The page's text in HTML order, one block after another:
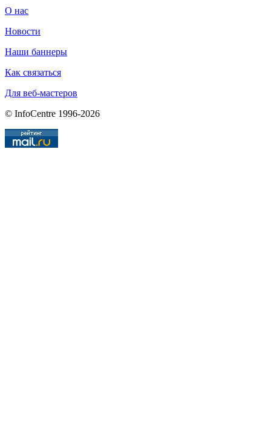
О нас
Новости
Наши баннеры
Как связаться
Для веб-мастеров
© InfoCentre 1996-2026